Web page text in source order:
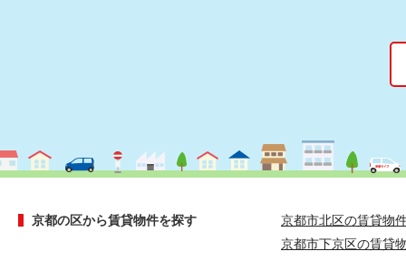
京都の区から賃貸物件を探す
京都市北区の賃貸物
京都市下京区の賃貸